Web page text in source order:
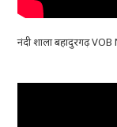
नंदी शाला बहादुरगढ़